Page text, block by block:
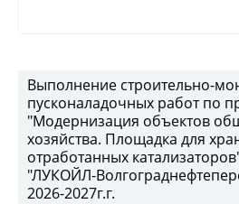
Выполнение строительно-
пусконаладочных работ по
"Модернизация объектов
хозяйства. Площадка для
отработанных
"ЛУКОЙЛ-
2026-2027г.г.